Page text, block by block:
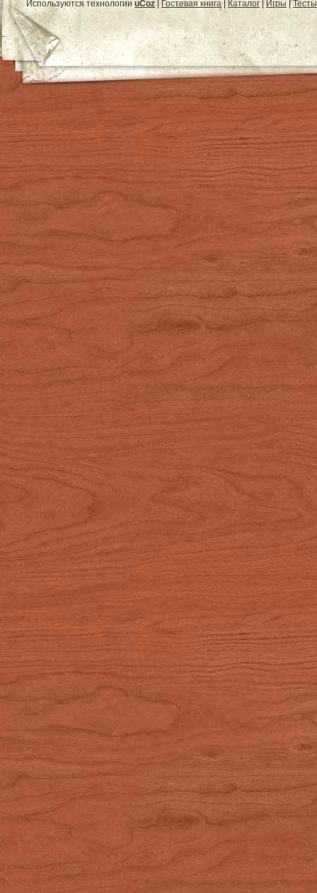
Используются технологии uCoz Гостевая книга | Каталог Игры |Тесты